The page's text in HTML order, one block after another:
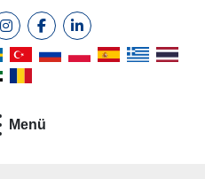
instagramfacebooklinkedin
Menü